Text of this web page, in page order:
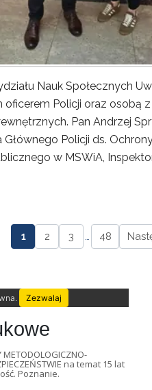
Nauk Społecznych
oficerem Policji oraz osobą
Pan Andrzej
Głównego Policji ds.
w MSWiA,
1 2 3 … 48
Zezwalaj
METODOLOGICZNO-
na temat 15 lat
Poznanie.